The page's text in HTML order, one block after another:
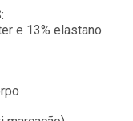
e 13% elastano